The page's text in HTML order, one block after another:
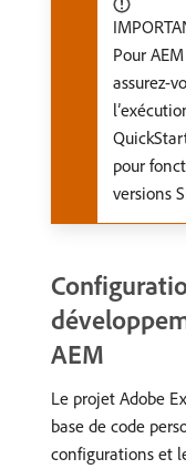
Pour
assurez-
pour
versions
AEM
Le projet Adobe
base de code
configurations et